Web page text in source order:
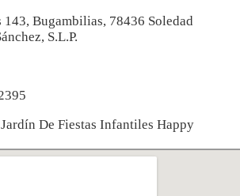
143, Bugambilias, 78436 Soledad
S.L.P.
De Fiestas Infantiles Happy